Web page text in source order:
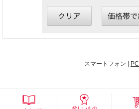
スマートフォン | PC